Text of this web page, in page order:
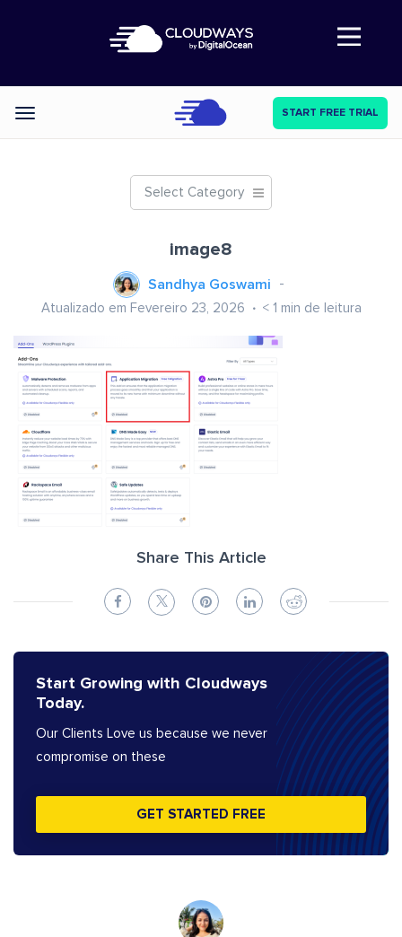
Abre a navegação
Categories START FREE TRIAL
Select Category
image8
Sandhya Goswami
Atualizado em Fevereiro 23, 2026 < 1 min de leitura
Share This Article
Start Growing with Cloudways
Today.
Our Clients Love us because we never
compromise on these
GET STARTED FREE